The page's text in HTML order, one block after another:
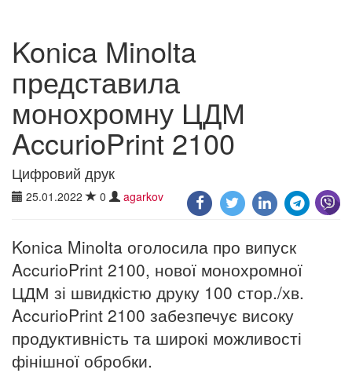
Konica Minolta
представила
монохромну ЦДМ
AccurioPrint 2100
Цифровий друк
25.01.2022 0 agarkov
Konica Minolta оголосила про випуск
AccurioPrint 2100, нової монохромної
ЦДМ зі швидкістю друку 100 стор./хв.
AccurioPrint 2100 забезпечує високу
продуктивність та широкі можливості
фінішної обробки.